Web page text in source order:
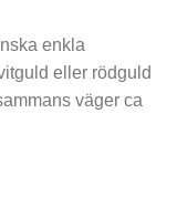
enkla
eller rödguld
väger ca